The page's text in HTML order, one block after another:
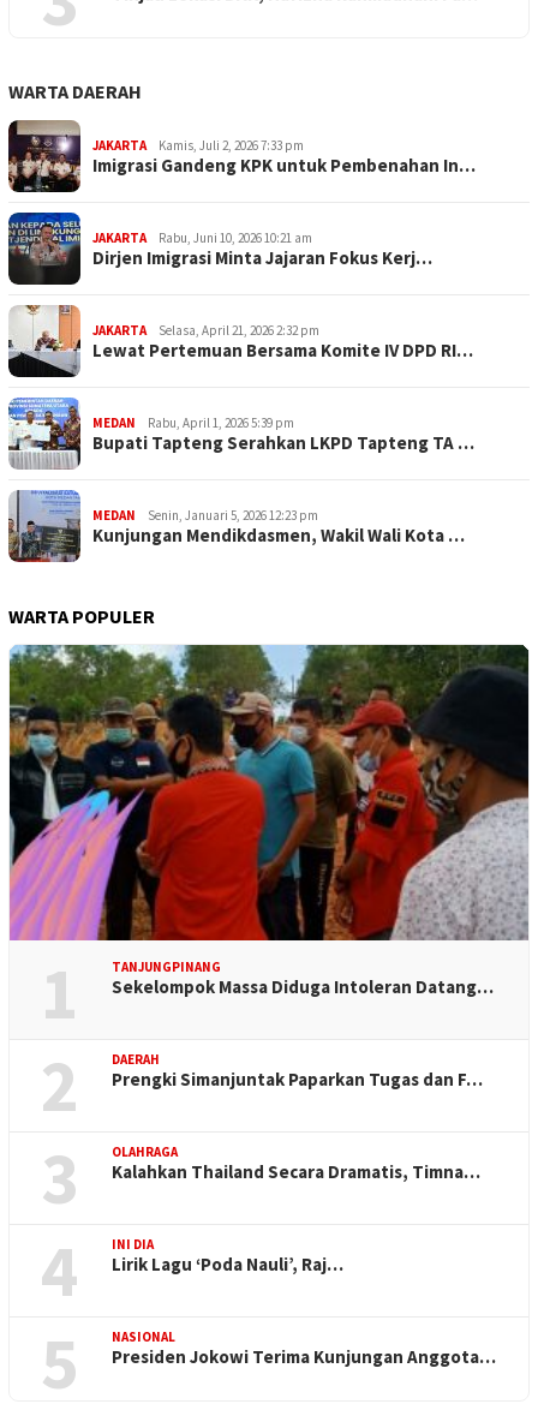
WARTA DAERAH
JAKARTA Kamis, Juli 2, 2026 7:33 pm
Imigrasi Gandeng KPK untuk Pembenahan In…
JAKARTA Rabu, Juni 10, 2026 10:21 am
Dirjen Imigrasi Minta Jajaran Fokus Kerj…
JAKARTA Selasa, April 21, 2026 2:32 pm
Lewat Pertemuan Bersama Komite IV DPD RI…
MEDAN Rabu, April 1, 2026 5:39 pm
Bupati Tapteng Serahkan LKPD Tapteng TA …
MEDAN Senin, Januari 5, 2026 12:23 pm
Kunjungan Mendikdasmen, Wakil Wali Kota …
WARTA POPULER
1 TANJUNGPINANG
Sekelompok Massa Diduga Intoleran Datang…
2 DAERAH
Prengki Simanjuntak Paparkan Tugas dan F…
3 OLAHRAGA
Kalahkan Thailand Secara Dramatis, Timna…
4 INI DIA
Lirik Lagu ‘Poda Nauli’, Raj…
5 NASIONAL
Presiden Jokowi Terima Kunjungan Anggota…